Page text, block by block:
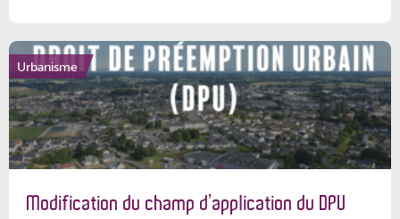
Urbanisme
Modification du champ d’application du DPU